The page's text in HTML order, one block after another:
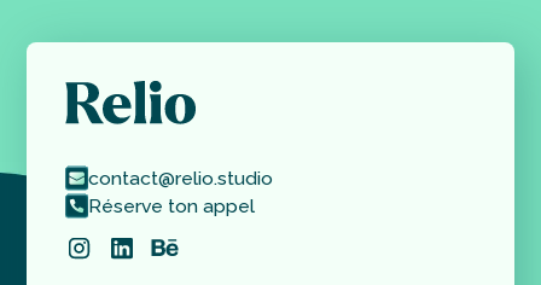
contact@relio.studio
Réserve ton appel